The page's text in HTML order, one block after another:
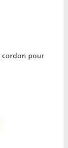
cordon pour